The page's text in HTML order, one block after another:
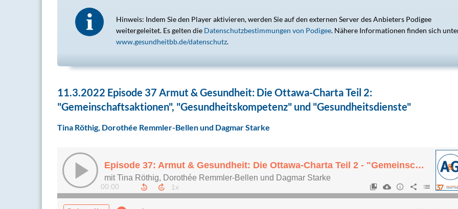
Hinweis: Indem Sie den Player aktivieren, werden Sie auf den externen Server des Anbieters Podigee
weitergeleitet. Es gelten die Datenschutzbestimmungen von Podigee. Nähere Informationen finden sich
www.gesundheitbb.de/datenschutz.
11.3.2022 Episode 37 Armut & Gesundheit: Die Ottawa-Charta Teil 2:
"Gemeinschaftsaktionen", "Gesundheitskompetenz" und "Gesundheitsdienste"
Tina Röthig, Dorothée Remmler-Bellen und Dagmar Starke